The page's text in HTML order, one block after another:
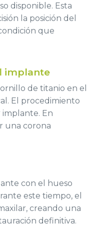
disponible. Esta
la posición del
que
implante
de titanio en el
El procedimiento
En
una corona
con el hueso
este tiempo, el
creando una
definitiva.